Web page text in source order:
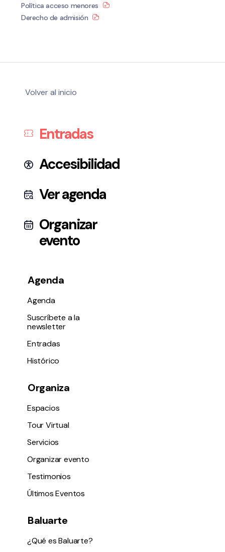
Política acceso menores
Derecho de admisión
Volver al inicio
Entradas
Accesibilidad
Ver agenda
Organizar
evento
Agenda
Agenda
Suscríbete a la
newsletter
Entradas
Histórico
Organiza
Espacios
Tour Virtual
Servicios
Organizar evento
Testimonios
Últimos Eventos
Baluarte
¿Qué es Baluarte?